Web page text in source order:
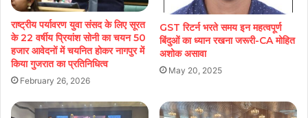
राष्ट्रीय पर्यावरण युवा संसद के लिए सूरत
के 22 वर्षीय प्रियांश सोनी का चयन 50
हजार आवेदनों में चयनित होकर नागपुर में
किया गुजरात का प्रतिनिधित्व
February 26, 2026
GST रिटर्न भरते समय इन महत्वपूर्ण
बिंदुओं का ध्यान रखना जरूरी-CA मोहित
अशोक असावा
May 20, 2025